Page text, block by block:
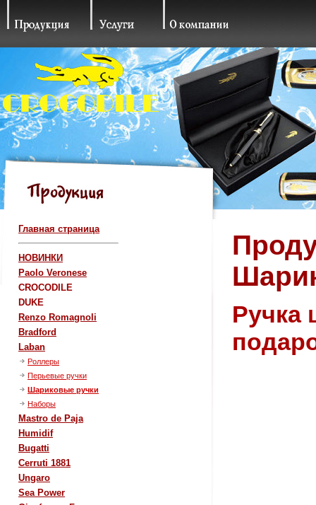
Главная страница
НОВИНКИ
Paolo Veronese
CROCODILE
DUKE
Renzo Romagnoli
Bradford
Laban
Роллеры
Перьевые ручки
Шариковые ручки
Наборы
Mastro de Paja
Humidif
Bugatti
Cerruti 1881
Ungaro
Sea Power
Ручка